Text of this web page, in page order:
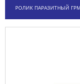
РОЛИК ПАРАЗИТНЫЙ ГРМ